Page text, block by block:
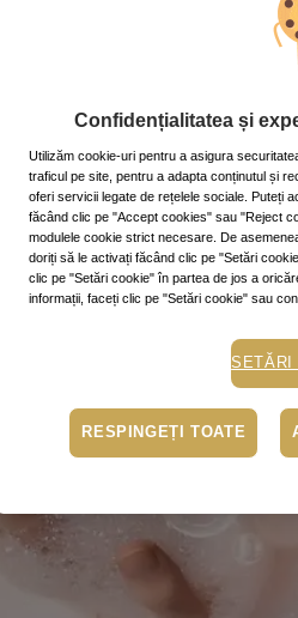
relaxante
~2 min.
bombe de baie sare de baie
Confidențialitatea și
Utilizăm cookie-uri pentru a asigura
traficul pe site, pentru a adapta conținutul și
oferi servicii legate de rețelele sociale. Puteți
făcând clic pe "Accept cookies" sau "Reject
modulele cookie strict necesare. De
doriți să le activați făcând clic pe "Setări
clic pe "Setări cookie" în partea de jos a
informații, faceți clic pe "Setări cookie" sau
SETĂRI
RESPINGEȚI TOATE